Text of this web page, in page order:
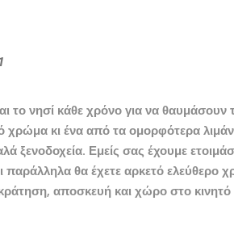
το νησί κάθε χρόνο για να θαυμάσουν
χρώμα κι ένα από τα ομορφότερα
ξενοδοχεία. Εμείς σας έχουμε
παράλληλα θα έχετε αρκετό ελεύθερο
κράτηση, αποσκευή και χώρο στο